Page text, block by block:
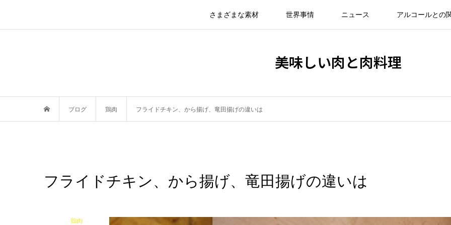
さまざまな素材 世界事情 ニュース アルコールとの
美味しい肉と肉料理
ブログ 鶏肉 フライドチキン、から揚げ、竜田揚げの違いは
フライドチキン、から揚げ、竜田揚げの違いは
鶏肉